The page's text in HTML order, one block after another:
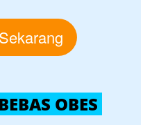
OBES